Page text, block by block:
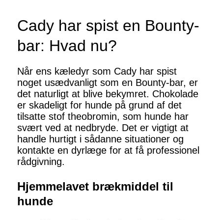
Cady har spist en Bounty-
bar: Hvad nu?
Når ens kæledyr som Cady har spist
noget usædvanligt som en Bounty-bar, er
det naturligt at blive bekymret. Chokolade
er skadeligt for hunde på grund af det
tilsatte stof theobromin, som hunde har
svært ved at nedbryde. Det er vigtigt at
handle hurtigt i sådanne situationer og
kontakte en dyrlæge for at få professionel
rådgivning.
Hjemmelavet brækmiddel til
hunde